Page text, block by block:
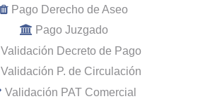
Pago Derecho de Aseo
Pago Juzgado
Validación Decreto de Pago
Validación P. de Circulación
Validación PAT Comercial